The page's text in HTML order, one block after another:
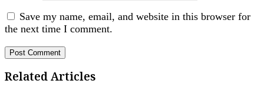
Save my name, email, and website in this browser for
the next time I comment.
Related Articles